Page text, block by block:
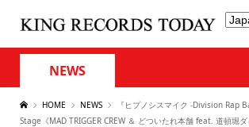
NEWS
HOME NEWS
『ヒプノシスマイク -Division Rap
Stage《MAD TRIGGER CREW ＆ どついたれ本舗 feat. 道頓堀